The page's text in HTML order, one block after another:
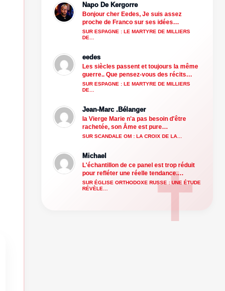
Napo De Kergorre
Bonjour cher Eedes, Je suis assez
proche de Franco sur ses idées…
SUR ESPAGNE : LE MARTYRE DE MILLIERS
DE…
eedes
Les siècles passent et toujours la même
guerre.. Que pensez-vous des récits…
SUR ESPAGNE : LE MARTYRE DE MILLIERS
DE…
Jean-Marc .Bélanger
la Vierge Marie n'a pas besoin d'être
rachetée, son Âme est pure…
SUR SCANDALE OM : LA CROIX DE LA…
Michael
L'échantillon de ce panel est trop réduit
pour refléter une réelle tendance.…
SUR ÉGLISE ORTHODOXE RUSSE : UNE ÉTUDE
RÉVÈLE…